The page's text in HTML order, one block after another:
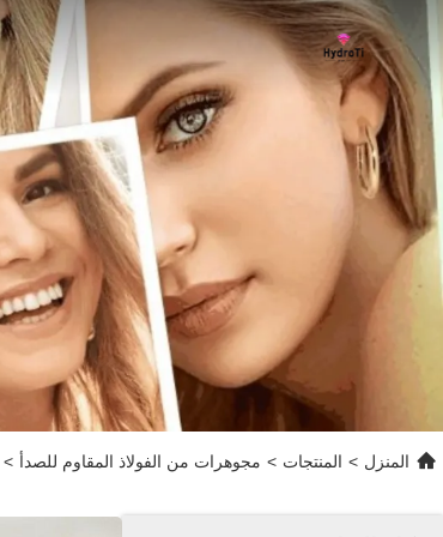
المنزل > المنتجات > مجوهرات من الفولاذ المقاوم للصدأ >